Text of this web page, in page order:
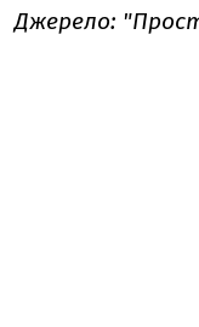
Джерело: